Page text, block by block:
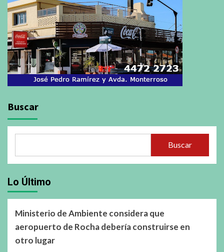
Buscar
Buscar
Lo Último
Ministerio de Ambiente considera que
aeropuerto de Rocha debería construirse en
otro lugar